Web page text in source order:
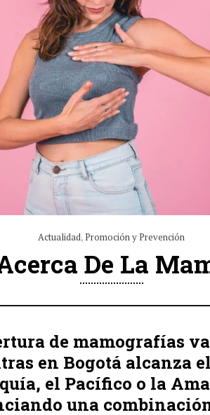
Actualidad,Promoción y Prevención
De La
de mamografías
en Bogotá alcanza
el Pacífico o la
una